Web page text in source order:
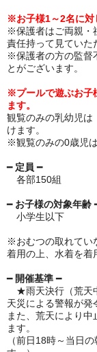
※お子様1～2名に対
※保護者はご両親・
責任持って見ていた
※保護者の方の監督
とがございます。
※プールで遊ぶお子
ます。
観覧のみの乳幼児は
けます。
※観覧のみの0歳児
━ 定員 ━
各部150組
━ お子様の対象年齢
小学生以下
※おむつの取れてい
着用の上、水着を着
━ 開催基準 ━
★雨天決行（荒天
天災による警報が発
また、荒天により
ます。
（前日18時～当日